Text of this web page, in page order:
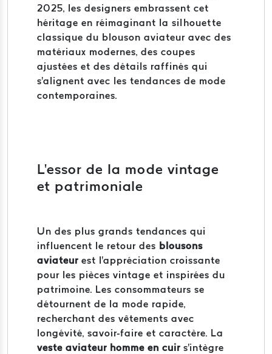
2025, les designers embrassent cet
héritage en réimaginant la silhouette
classique du blouson aviateur avec des
matériaux modernes, des coupes
ajustées et des détails raffinés qui
s'alignent avec les tendances de mode
contemporaines.
L'essor de la mode vintage
et patrimoniale
Un des plus grands tendances qui
influencent le retour des blousons
aviateur est l'appréciation croissante
pour les pièces vintage et inspirées du
patrimoine. Les consommateurs se
détournent de la mode rapide,
recherchant des vêtements avec
longévité, savoir-faire et caractère. La
veste aviateur homme en cuir s'intègre